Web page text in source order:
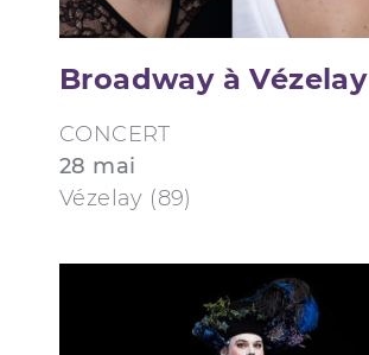
Broadway à Vézelay
CONCERT
28 mai
Vézelay (89)